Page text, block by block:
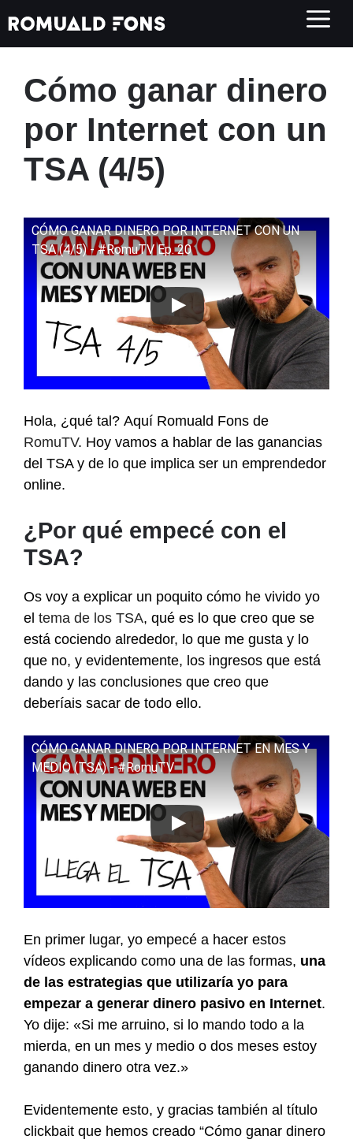
al
contenido
Cómo ganar dinero
por Internet con un
TSA (4/5)
CÓMO GANAR DINERO POR INTERNET CON UN
TSA (4/5) - #RomuTV Ep. 20
Hola, ¿qué tal? Aquí Romuald Fons de
RomuTV. Hoy vamos a hablar de las ganancias
del TSA y de lo que implica ser un emprendedor
online.
¿Por qué empecé con el
TSA?
Os voy a explicar un poquito cómo he vivido yo
el tema de los TSA, qué es lo que creo que se
está cociendo alrededor, lo que me gusta y lo
que no, y evidentemente, los ingresos que está
dando y las conclusiones que creo que
deberíais sacar de todo ello.
CÓMO GANAR DINERO POR INTERNET EN MES Y
MEDIO (TSA) - #RomuTV
En primer lugar, yo empecé a hacer estos
vídeos explicando como una de las formas, una
de las estrategias que utilizaría yo para
empezar a generar dinero pasivo en Internet.
Yo dije: «Si me arruino, si lo mando todo a la
mierda, en un mes y medio o dos meses estoy
ganando dinero otra vez.»
Evidentemente esto, y gracias también al título
clickbait que hemos creado “Cómo ganar dinero